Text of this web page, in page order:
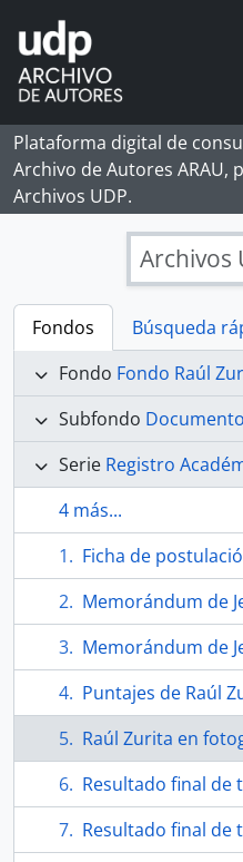
Skip to main content
Plataforma digital de
Archivo de Autores ARAU,
Archivos UDP.
Archivos
Fondos
Búsqueda
Fondo Fondo Raúl
Subfondo
Serie Registro
4 más...
Ficha de postulación a la
Memorándum de Jefa de
Memorándum de Jefe de
Puntajes de Raúl Zurita
Raúl Zurita en
Resultado final de temporada
Resultado final de temporada